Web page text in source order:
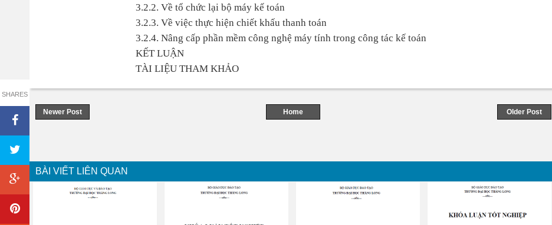
SHARES
3.2.2. Về tổ chức lại bộ máy kế toán
3.2.3. Về việc thực hiện chiết khấu thanh toán
3.2.4. Nâng cấp phần mềm công nghệ máy tính trong công tác kế toán
KẾT LUẬN
TÀI LIỆU THAM KHẢO
Newer Post Older Post
Home
BÀI VIẾT LIÊN QUAN